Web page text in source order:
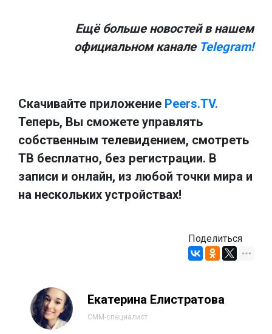
Ещё больше новостей в нашем
официальном канале Telegram!
Скачивайте приложение Peers.TV.
Теперь, Вы сможете управлять
собственным телевидением, смотреть
ТВ бесплатно, без регистрации. В
записи и онлайн, из любой точки мира и
на нескольких устройствах!
Поделиться
Екатерина Елистратова
СММ-специалист